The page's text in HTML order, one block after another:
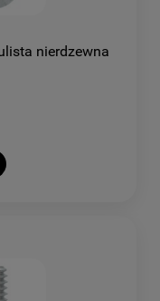
nierdzewna